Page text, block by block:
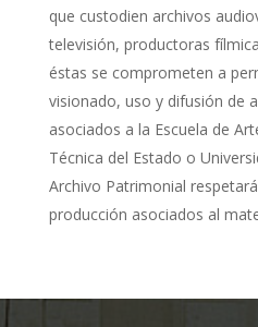
que custodien archivos
televisión, productoras
éstas se comprometen a
visionado, uso y difusión de
asociados a la Escuela de
Técnica del Estado o
Archivo Patrimonial
producción asociados al